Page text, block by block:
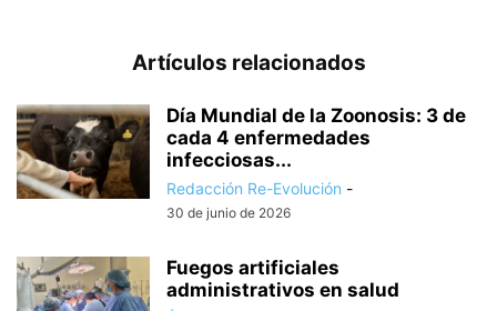
Artículos relacionados
Día Mundial de la Zoonosis: 3 de
cada 4 enfermedades
infecciosas...
Redacción Re-Evolución -
30 de junio de 2026
Fuegos artificiales
administrativos en salud